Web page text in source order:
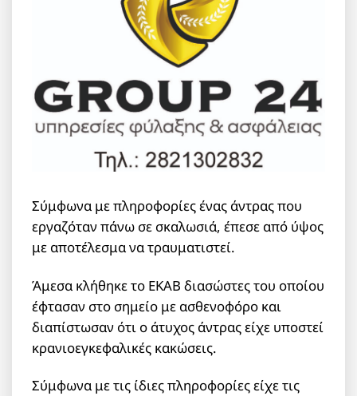
Σύμφωνα με πληροφορίες ένας άντρας που
εργαζόταν πάνω σε σκαλωσιά, έπεσε από ύψος
με αποτέλεσμα να τραυματιστεί.
Άμεσα κλήθηκε το ΕΚΑΒ διασώστες του οποίου
έφτασαν στο σημείο με ασθενοφόρο και
διαπίστωσαν ότι ο άτυχος άντρας είχε υποστεί
κρανιοεγκεφαλικές κακώσεις.
Σύμφωνα με τις ίδιες πληροφορίες είχε τις